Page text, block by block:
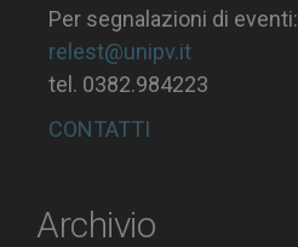
Per segnalazioni di eventi:
relest@unipv.it
tel. 0382.984223
CONTATTI
Archivio